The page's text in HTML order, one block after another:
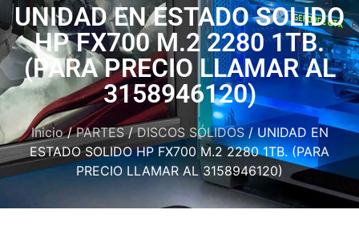
UNIDAD EN ESTADO SOLIDO
HP FX700 M.2 2280 1TB.
(PARA PRECIO LLAMAR AL
3158946120)
Inicio/PARTES/DISCOS SÓLIDOS/ UNIDAD EN
ESTADO SOLIDO HP FX700 M.2 2280 1TB. (PARA
PRECIO LLAMAR AL 3158946120)